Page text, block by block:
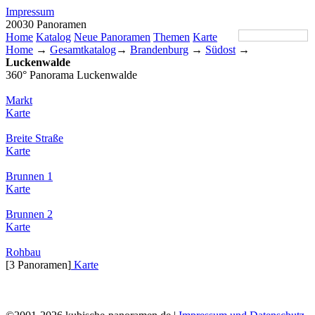
Impressum
20030 Panoramen
Home Katalog Neue Panoramen Themen Karte
Home → Gesamtkatalog→ Brandenburg → Südost →
Luckenwalde
360° Panorama Luckenwalde
Markt
Karte
Breite Straße
Karte
Brunnen 1
Karte
Brunnen 2
Karte
Rohbau
[3 Panoramen] Karte